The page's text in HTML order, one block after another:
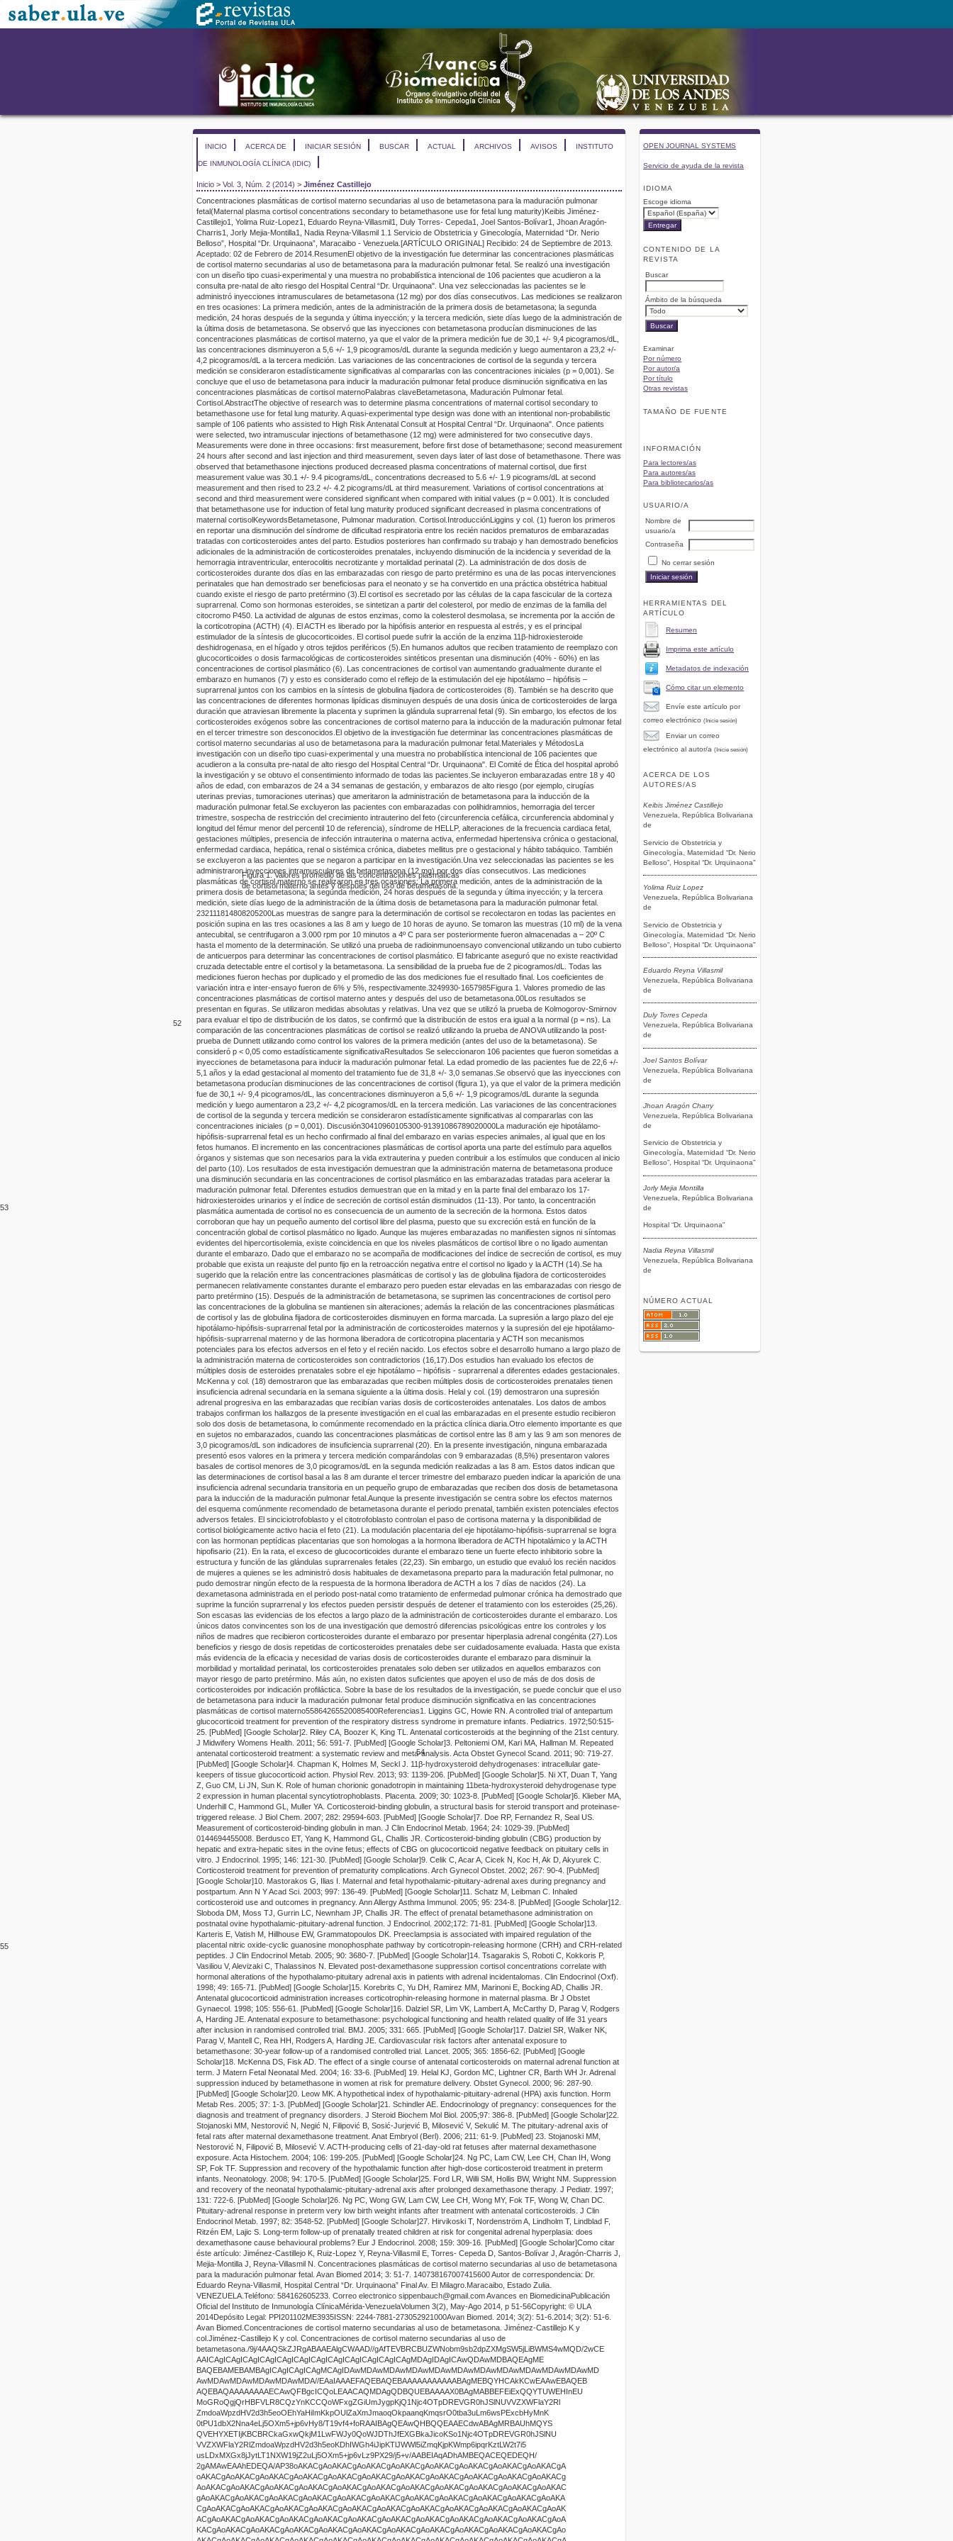
OPEN JOURNAL SYSTEMS
Servicio de ayuda de la revista
IDIOMA
Escoge idioma
CONTENIDO DE LA
REVISTA
Buscar
Ámbito de la búsqueda
Examinar
Por número
Por autor/a
Por título
Otras revistas
TAMAÑO DE FUENTE
INFORMACIÓN
Para lectores/as
Para autores/as
Para bibliotecarios/as
USUARIO/A
Nombre de
usuario/a
Contraseña
No cerrar sesión
HERRAMIENTAS DEL
ARTÍCULO
Resumen
Imprima este artículo
Metadatos de indexación
Cómo citar un elemento
Envíe este artículo por
correo electrónico (Inicie sesión)
Enviar un correo
electrónico al autor/a (Inicie sesión)
ACERCA DE LOS
AUTORES/AS
Keibis Jiménez Castillejo
Venezuela, República Bolivariana
de
Servicio de Obstetricia y
Ginecología, Maternidad “Dr. Nerio
Belloso”, Hospital “Dr. Urquinaona”
Yolima Ruiz Lopez
Venezuela, República Bolivariana
de
Servicio de Obstetricia y
Ginecología, Maternidad “Dr. Nerio
Belloso”, Hospital “Dr. Urquinaona”
Eduardo Reyna Villasmil
Venezuela, República Bolivariana
de
Duly Torres Cepeda
Venezuela, República Bolivariana
de
Joel Santos Bolívar
Venezuela, República Bolivariana
de
Jhoan Aragón Charry
Venezuela, República Bolivariana
de
Servicio de Obstetricia y
Ginecología, Maternidad “Dr. Nerio
Belloso”, Hospital “Dr. Urquinaona”
Jorly Mejia Montilla
Venezuela, República Bolivariana
de
Hospital “Dr. Urquinaona”
Nadia Reyna Villasmil
Venezuela, República Bolivariana
de
NÚMERO ACTUAL
INICIO ACERCA DE INICIAR SESIÓN BUSCAR ACTUAL ARCHIVOS AVISOS INSTITUTO
DE INMUNOLOGÍA CLÍNICA (IDIC)
Inicio > Vol. 3, Núm. 2 (2014) > Jiménez Castillejo
Concentraciones plasmáticas de cortisol materno secundarias al uso de betametasona para la maduración pulmonar
fetal(Maternal plasma cortisol concentrations secondary to betamethasone use for fetal lung maturity)Keibis Jiménez-
Castillejo1 , Yolima Ruiz-Lopez1 , Eduardo Reyna-Villasmil1 , Duly Torres- Cepeda1 , Joel Santos-Bolívar1
, Jhoan Aragón-
Charris1 , Jorly Mejia-Montilla1 , Nadia Reyna-Villasmil 1 1 Servicio de Obstetricia y Ginecología, Maternidad “Dr. Nerio
Belloso”, Hospital “Dr. Urquinaona”, Maracaibo - Venezuela. [ARTÍCULO ORIGINAL ] Recibido: 24 de Septiembre de 2013
Aceptado: 02 de Febrero de 2014 ResumenEl objetivo de la investigación fue determinar las concentraciones plasmáticas
de cortisol materno secundarias al uso de betametasona para la maduración pulmonar fetal. Se realizó una investigación
con un diseño tipo cuasi-experimental y una muestra no probabilística intencional de 106 pacientes que acudieron a la
consulta pre-natal de alto riesgo del Hospital Central “Dr. Urquinaona". Una vez seleccionadas las pacientes se le
administró inyecciones intramusculares de betametasona (12 mg) por dos días consecutivos. Las mediciones se realizaron
en tres ocasiones: La primera medición, antes de la administración de la primera dosis de betametasona; la segunda
medición, 24 horas después de la segunda y última inyección; y la tercera medición, siete días luego de la administración de
la última dosis de betametasona. Se observó que las inyecciones con betametasona producían disminuciones de las
concentraciones plasmáticas de cortisol materno, ya que el valor de la primera medición fue de 30,1 +/- 9,4 picogramos/dL,
las concentraciones disminuyeron a 5,6 +/- 1,9 picogramos/dL durante la segunda medición y luego aumentaron a 23,2 +/-
4,2 picogramos/dL a la tercera medición. Las variaciones de las concentraciones de cortisol de la segunda y tercera
medición se consideraron estadísticamente significativas al compararlas con las concentraciones iniciales (p = 0,001). Se
concluye que el uso de betametasona para inducir la maduración pulmonar fetal produce disminución significativa en las
concentraciones plasmáticas de cortisol maternoPalabras claveBetametasona, Maduración Pulmonar fetal.
Cortisol. AbstractThe objective of research was to determine plasma concentrations of maternal cortisol secondary to
betamethasone use for fetal lung maturity. A quasi-experimental type design was done with an intentional non-probabilistic
sample of 106 patients who assisted to High Risk Antenatal Consult at Hospital Central “Dr. Urquinaona". Once patients
were selected, two intramuscular injections of betamethasone (12 mg) were administered for two consecutive days.
Measurements were done in three occasions: first measurement, before first dose of betamethasone; second measurement
24 hours after second and last injection and third measurement, seven days later of last dose of betamethasone. There was
observed that betamethasone injections produced decreased plasma concentrations of maternal cortisol, due first
measurement value was 30.1 +/- 9.4 picograms/dL, concentrations decreased to 5.6 +/- 1.9 picograms/dL at second
measurement and then rised to 23.2 +/- 4.2 picograms/dL at third measurement. Variations of cortisol concentrations at
second and third measurement were considered significant when compared with initial values (p = 0.001). It is concluded
that betamethasone use for induction of fetal lung maturity produced significant decreased in plasma concentrations of
maternal cortisolKeywordsBetametasone, Pulmonar maduration. Cortisol IntroducciónLiggins y col. (1) fueron los primeros
en reportar una disminución del síndrome de dificultad respiratoria entre los recién nacidos prematuros de embarazadas
tratadas con corticosteroides antes del parto. Estudios posteriores han confirmado su trabajo y han demostrado beneficios
adicionales de la administración de corticosteroides prenatales, incluyendo disminución de la incidencia y severidad de la
hemorragia intraventricular, enterocolitis necrotizante y mortalidad perinatal (2). La administración de dos dosis de
corticosteroides durante dos días en las embarazadas con riesgo de parto pretérmino es una de las pocas intervenciones
perinatales que han demostrado ser beneficiosas para el neonato y se ha convertido en una práctica obstétrica habitual
cuando existe el riesgo de parto pretérmino (3). El cortisol es secretado por las células de la capa fascicular de la corteza
suprarrenal. Como son hormonas esteroides, se sintetizan a partir del colesterol, por medio de enzimas de la familia del
citocromo P450. La actividad de algunas de estos enzimas, como la colesterol desmolasa, se incrementa por la acción de
la corticotropina (ACTH) (4). El ACTH es liberado por la hipófisis anterior en respuesta al estrés, y es el principal
estimulador de la síntesis de glucocorticoides. El cortisol puede sufrir la acción de la enzima 11β-hidroxiesteroide
deshidrogenasa, en el hígado y otros tejidos periféricos (5). En humanos adultos que reciben tratamiento de reemplazo con
glucocorticoides o dosis farmacológicas de corticosteroides sintéticos presentan una disminución (40% - 60%) en las
concentraciones de cortisol plasmático (6). Las concentraciones de cortisol van aumentando gradualmente durante el
embarazo en humanos (7) y esto es considerado como el reflejo de la estimulación del eje hipotálamo – hipófisis –
suprarrenal juntos con los cambios en la síntesis de globulina fijadora de corticosteroides (8). También se ha descrito que
las concentraciones de diferentes hormonas lipídicas disminuyen después de una dosis única de corticosteroides de larga
duración que atraviesan libremente la placenta y suprimen la glándula suprarrenal fetal (9). Sin embargo, los efectos de los
corticosteroides exógenos sobre las concentraciones de cortisol materno para la inducción de la maduración pulmonar fetal
en el tercer trimestre son desconocidos. El objetivo de la investigación fue determinar las concentraciones plasmáticas de
cortisol materno secundarias al uso de betametasona para la maduración pulmonar fetal. Materiales y MétodosLa
investigación con un diseño tipo cuasi-experimental y una muestra no probabilística intencional de 106 pacientes que
acudieron a la consulta pre-natal de alto riesgo del Hospital Central “Dr. Urquinaona". El Comité de Ética del hospital aprobó
la investigación y se obtuvo el consentimiento informado de todas las pacientes. Se incluyeron embarazadas entre 18 y 40
años de edad, con embarazos de 24 a 34 semanas de gestación, y embarazos de alto riesgo (por ejemplo, cirugías
uterinas previas, tumoraciones uterinas) que ameritaron la administración de betametasona para la inducción de la
maduración pulmonar fetal. Se excluyeron las pacientes con embarazadas con polihidramnios, hemorragia del tercer
trimestre, sospecha de restricción del crecimiento intrauterino del feto (circunferencia cefálica, circunferencia abdominal y
longitud del fémur menor del percentil 10 de referencia), síndrome de HELLP, alteraciones de la frecuencia cardiaca fetal,
gestaciones múltiples, presencia de infección intrauterina o materna activa, enfermedad hipertensiva crónica o gestacional,
enfermedad cardiaca, hepática, renal o sistémica crónica, diabetes mellitus pre o gestacional y hábito tabáquico. También
se excluyeron a las pacientes que se negaron a participar en la investigación. Una vez seleccionadas las pacientes se les
administraron inyecciones intramusculares de betametasona (12 mg) por dos días consecutivos. Las mediciones
plasmáticas de cortisol materno se realizaron en tres ocasiones: La primera medición, antes de la administración de la
primera dosis de betametasona; la segunda medición, 24 horas después de la segunda y última inyección; y la tercera
medición, siete días luego de la administración de la última dosis de betametasona para la maduración pulmonar fetal.
232111814808205200
52
Las muestras de sangre para la determinación de cortisol se recolectaron en todas las pacientes en
posición supina en las tres ocasiones a las 8 am y luego de 10 horas de ayuno. Se tomaron las muestras (10 ml) de la vena
antecubital, se centrifugaron a 3.000 rpm por 10 minutos a 4º C para ser posteriormente fueron almacenadas a – 20º C
hasta el momento de la determinación. Se utilizó una prueba de radioinmunoensayo convencional utilizando un tubo cubierto
de anticuerpos para determinar las concentraciones de cortisol plasmático. El fabricante aseguró que no existe reactividad
cruzada detectable entre el cortisol y la betametasona. La sensibilidad de la prueba fue de 2 picogramos/dL. Todas las
mediciones fueron hechas por duplicado y el promedio de las dos mediciones fue el resultado final. Los coeficientes de
variación intra e inter-ensayo fueron de 6% y 5%, respectivamente. 3249930-1657985Figura 1
Valores promedio de las
concentraciones plasmáticas de cortisol materno antes y después del uso de betametasona 00
Figura1. Valores promedio de las concentraciones plasmáticas
de cortisol materno antes y después del uso de betametasona.
Los resultados se
presentan en figuras. Se utilizaron medidas absolutas y relativas. Una vez que se utilizó la prueba de Kolmogorov-Smirnov
para evaluar el tipo de distribución de los datos, se confirmó que la distribución de estos era igual a la normal (p = ns). La
comparación de las concentraciones plasmáticas de cortisol se realizó utilizando la prueba de ANOVA utilizando la post-
prueba de Dunnett utilizando como control los valores de la primera medición (antes del uso de la betametasona). Se
consideró p < 0,05 como estadísticamente significativaResultados Se seleccionaron 106 pacientes que fueron sometidas a
inyecciones de betametasona para inducir la maduración pulmonar fetal. La edad promedio de las pacientes fue de 22,6 +/-
5,1 años y la edad gestacional al momento del tratamiento fue de 31,8 +/- 3,0 semanas. Se observó que las inyecciones con
betametasona producían disminuciones de las concentraciones de cortisol (figura 1), ya que el valor de la primera medición
fue de 30,1 +/- 9,4 picogramos/dL, las concentraciones disminuyeron a 5,6 +/- 1,9 picogramos/dL durante la segunda
medición y luego aumentaron a 23,2 +/- 4,2 picogramos/dL en la tercera medición. Las variaciones de las concentraciones
de cortisol de la segunda y tercera medición se consideraron estadísticamente significativas al compararlas con las
concentraciones iniciales (p = 0,001).
Discusión30410960105300
53
-91391086789020000La maduración eje hipotálamo-
hipófisis-suprarrenal fetal es un hecho confirmado al final del embarazo en varias especies animales, al igual que en los
fetos humanos. El incremento en las concentraciones plasmáticas de cortisol aporta una parte del estímulo para aquellos
órganos y sistemas que son necesarios para la vida extrauterina y pueden contribuir a los estímulos que conducen al inicio
del parto (10). Los resultados de esta investigación demuestran que la administración materna de betametasona produce
una disminución secundaria en las concentraciones de cortisol plasmático en las embarazadas tratadas para acelerar la
maduración pulmonar fetal. Diferentes estudios demuestran que en la mitad y en la parte final del embarazo los 17-
hidroxiesteroides urinarios y el índice de secreción de cortisol están disminuidos (11-13). Por tanto, la concentración
plasmática aumentada de cortisol no es consecuencia de un aumento de la secreción de la hormona. Estos datos
corroboran que hay un pequeño aumento del cortisol libre del plasma, puesto que su excreción está en función de la
concentración global de cortisol plasmático no ligado. Aunque las mujeres embarazadas no manifiesten signos ni síntomas
evidentes del hipercortisolemia, existe coincidencia en que los niveles plasmáticos de cortisol libre o no ligado aumentan
durante el embarazo. Dado que el embarazo no se acompaña de modificaciones del índice de secreción de cortisol, es muy
probable que exista un reajuste del punto fijo en la retroacción negativa entre el cortisol no ligado y la ACTH (14). Se ha
sugerido que la relación entre las concentraciones plasmáticas de cortisol y las de globulina fijadora de corticosteroides
permanecen relativamente constantes durante el embarazo pero pueden estar elevadas en las embarazadas con riesgo de
parto pretérmino (15). Después de la administración de betametasona, se suprimen las concentraciones de cortisol pero
las concentraciones de la globulina se mantienen sin alteraciones; además la relación de las concentraciones plasmáticas
de cortisol y las de globulina fijadora de corticosteroides disminuyen en forma marcada. La supresión a largo plazo del eje
hipotálamo-hipófisis-suprarrenal fetal por la administración de corticosteroides maternos y la supresión del eje hipotálamo-
hipófisis-suprarrenal materno y de las hormona liberadora de corticotropina placentaria y ACTH son mecanismos
potenciales para los efectos adversos en el feto y el recién nacido. Los efectos sobre el desarrollo humano a largo plazo de
la administración materna de corticosteroides son contradictorios (16,17). Dos estudios han evaluado los efectos de
múltiples dosis de esteroides prenatales sobre el eje hipotálamo – hipófisis - suprarrenal a diferentes edades gestacionales.
McKenna y col. (18) demostraron que las embarazadas que reciben múltiples dosis de corticosteroides prenatales tienen
insuficiencia adrenal secundaria en la semana siguiente a la última dosis. Helal y col. (19) demostraron una supresión
adrenal progresiva en las embarazadas que recibían varias dosis de corticosteroides antenatales. Los datos de ambos
trabajos confirman los hallazgos de la presente investigación en el cual las embarazadas en el presente estudio recibieron
solo dos dosis de betametasona, lo comúnmente recomendado en la práctica clínica diaria. Otro elemento importante es que
en sujetos no embarazados, cuando las concentraciones plasmáticas de cortisol entre las 8 am y las 9 am son menores de
3,0 picogramos/dL son indicadores de insuficiencia suprarrenal (20). En la presente investigación, ninguna embarazada
presentó esos valores en la primera y tercera medición comparándolas con 9 embarazadas (8,5%) presentaron valores
basales de cortisol menores de 3,0 picogramos/dL en la segunda medición realizadas a las 8 am. Estos datos indican que
las determinaciones de cortisol basal a las 8 am durante el tercer trimestre del embarazo pueden indicar la aparición de una
insuficiencia adrenal secundaria transitoria en un pequeño grupo de embarazadas que reciben dos dosis de betametasona
para la inducción de la maduración pulmonar fetal. Aunque la presente investigación se centra sobre los efectos maternos
del esquema comúnmente recomendado de betametasona durante el periodo prenatal, también existen potenciales efectos
adversos fetales. El sinciciotrofoblasto y el citotrofoblasto controlan el paso de cortisona materna y la disponibilidad de
cortisol biológicamente activo hacia el feto (21). La modulación placentaria del eje hipotálamo-hipófisis-suprarrenal se logra
con las hormonan peptídicas placentarias que son homologas a la hormona liberadora de ACTH hipotalámico y la ACTH
hipofisario (21). En la rata, el exceso de glucocorticoides durante el embarazo tiene un fuerte efecto inhibitorio sobre la
estructura y función de las glándulas suprarrenales fetales (22,23). Sin embargo, un estudio que evaluó los recién nacidos
de mujeres a quienes se les administró dosis habituales de dexametasona preparto para la maduración fetal pulmonar, no
pudo demostrar ningún efecto de la respuesta de la hormona liberadora de ACTH a los 7 días de nacidos (24). La
dexametasona administrada en el periodo post-natal como tratamiento de enfermedad pulmonar crónica ha demostrado que
suprime la función suprarrenal y los efectos pueden persistir después de detener el tratamiento con los esteroides (25,26).
Son escasas las evidencias de los efectos a largo plazo de la administración de corticosteroides durante el embarazo. Los
únicos datos convincentes son los de una investigación que demostró diferencias psicológicas entre los controles y los
niños de madres que recibieron corticosteroides durante el embarazo por presentar hiperplasia adrenal congénita (27). Los
beneficios y riesgo de dosis repetidas de corticosteroides prenatales debe ser cuidadosamente evaluada. Hasta que exista
más evidencia de la eficacia y necesidad de varias dosis de corticosteroides durante el embarazo para disminuir la
morbilidad y mortalidad perinatal, los corticosteroides prenatales solo deben ser utilizados en aquellos embarazos con
mayor riesgo de parto pretérmino. Más aún, no existen datos suficientes que apoyen el uso de más de dos dosis de
corticosteroides por indicación profiláctica. Sobre la base de los resultados de la investigación, se puede concluir que el uso
de betametasona para inducir la maduración pulmonar fetal produce disminución significativa en las concentraciones
plasmáticas de cortisol materno55864265520085400
54
Referencias1. Liggins GC, Howie RN. A controlled trial of antepartum
glucocorticoid treatment for prevention of the respiratory distress syndrome in premature infants. Pediatrics. 1972;50:515-
25. [PubMed] [Google Scholar]2. Riley CA, Boozer K, King TL. Antenatal corticosteroids at the beginning of the 21st century.
J Midwifery Womens Health. 2011; 56: 591-7. [PubMed] [Google Scholar]3. Peltoniemi OM, Kari MA, Hallman M. Repeated
antenatal corticosteroid treatment: a systematic review and meta-analysis. Acta Obstet Gynecol Scand. 2011; 90: 719-27.
[PubMed] [Google Scholar]4. Chapman K, Holmes M, Seckl J. 11β-hydroxysteroid dehydrogenases: intracellular gate-
keepers of tissue glucocorticoid action. Physiol Rev. 2013; 93: 1139-206. [PubMed] [Google Scholar]5. Ni XT, Duan T, Yang
Z, Guo CM, Li JN, Sun K. Role of human chorionic gonadotropin in maintaining 11beta-hydroxysteroid dehydrogenase type
2 expression in human placental syncytiotrophoblasts. Placenta. 2009; 30: 1023-8. [PubMed] [Google Scholar]6. Klieber MA,
Underhill C, Hammond GL, Muller YA. Corticosteroid-binding globulin, a structural basis for steroid transport and proteinase-
triggered release. J Biol Chem. 2007; 282: 29594-603. [PubMed] [Google Scholar]7. Doe RP, Fernandez R, Seal US.
Measurement of corticosteroid-binding globulin in man. J Clin Endocrinol Metab. 1964; 24: 1029-39. [PubMed]
014469445500
55
8. Berdusco ET, Yang K, Hammond GL, Challis JR. Corticosteroid-binding globulin (CBG) production by
hepatic and extra-hepatic sites in the ovine fetus; effects of CBG on glucocorticoid negative feedback on pituitary cells in
vitro. J Endocrinol. 1995; 146: 121-30. [PubMed] [Google Scholar]9. Celik C, Acar A, Cicek N, Koc H, Ak D, Akyurek C.
Corticosteroid treatment for prevention of prematurity complications. Arch Gynecol Obstet. 2002; 267: 90-4. [PubMed]
[Google Scholar]10. Mastorakos G, Ilias I. Maternal and fetal hypothalamic-pituitary-adrenal axes during pregnancy and
postpartum. Ann N Y Acad Sci. 2003; 997: 136-49. [PubMed] [Google Scholar]11. Schatz M, Leibman C. Inhaled
corticosteroid use and outcomes in pregnancy. Ann Allergy Asthma Immunol. 2005; 95: 234-8. [PubMed] [Google Scholar]12.
Sloboda DM, Moss TJ, Gurrin LC, Newnham JP, Challis JR. The effect of prenatal betamethasone administration on
postnatal ovine hypothalamic-pituitary-adrenal function. J Endocrinol. 2002;172: 71-81. [PubMed] [Google Scholar]13.
Karteris E, Vatish M, Hillhouse EW, Grammatopoulos DK. Preeclampsia is associated with impaired regulation of the
placental nitric oxide-cyclic guanosine monophosphate pathway by corticotropin-releasing hormone (CRH) and CRH-related
peptides. J Clin Endocrinol Metab. 2005; 90: 3680-7. [PubMed] [Google Scholar]14. Tsagarakis S, Roboti C, Kokkoris P,
Vasiliou V, Alevizaki C, Thalassinos N. Elevated post-dexamethasone suppression cortisol concentrations correlate with
hormonal alterations of the hypothalamo-pituitary adrenal axis in patients with adrenal incidentalomas. Clin Endocrinol (Oxf).
1998; 49: 165-71. [PubMed] [Google Scholar]15. Korebrits C, Yu DH, Ramirez MM, Marinoni E, Bocking AD, Challis JR.
Antenatal glucocorticoid administration increases corticotrophin-releasing hormone in maternal plasma. Br J Obstet
Gynaecol. 1998; 105: 556-61. [PubMed] [Google Scholar]16. Dalziel SR, Lim VK, Lambert A, McCarthy D, Parag V, Rodgers
A, Harding JE. Antenatal exposure to betamethasone: psychological functioning and health related quality of life 31 years
after inclusion in randomised controlled trial. BMJ. 2005; 331 : 665. [PubMed] [Google Scholar]17. Dalziel SR, Walker NK,
Parag V, Mantell C, Rea HH, Rodgers A, Harding JE. Cardiovascular risk factors after antenatal exposure to
betamethasone: 30-year follow-up of a randomised controlled trial. Lancet. 2005; 365: 1856-62. [PubMed] [Google
Scholar]18. McKenna DS, Fisk AD. The effect of a single course of antenatal corticosteroids on maternal adrenal function at
term. J Matern Fetal Neonatal Med. 2004; 16: 33-6. [PubMed] 19. Helal KJ, Gordon MC, Lightner CR, Barth WH Jr. Adrenal
suppression induced by betamethasone in women at risk for premature delivery. Obstet Gynecol. 2000; 96: 287-90.
[PubMed] [Google Scholar]20. Leow MK. A hypothetical index of hypothalamic-pituitary-adrenal (HPA) axis function. Horm
Metab Res. 2005; 37: 1-3. [PubMed] [Google Scholar]21. Schindler AE. Endocrinology of pregnancy: consequences for the
diagnosis and treatment of pregnancy disorders. J Steroid Biochem Mol Biol. 2005;97: 386-8. [PubMed] [Google Scholar]22.
Stojanoski MM, Nestorović N, Negić N, Filipović B, Sosić-Jurjević B, Milosević V, Sekulić M. The pituitary-adrenal axis of
fetal rats after maternal dexamethasone treatment. Anat Embryol (Berl). 2006; 211 : 61-9. [PubMed] 23. Stojanoski MM,
Nestorović N, Filipović B, Milosević V. ACTH-producing cells of 21-day-old rat fetuses after maternal dexamethasone
exposure. Acta Histochem. 2004; 106: 199-205. [PubMed] [Google Scholar]24. Ng PC, Lam CW, Lee CH, Chan IH, Wong
SP, Fok TF. Suppression and recovery of the hypothalamic function after high-dose corticosteroid treatment in preterm
infants. Neonatology. 2008; 94: 170-5. [PubMed] [Google Scholar]25. Ford LR, Willi SM, Hollis BW, Wright NM. Suppression
and recovery of the neonatal hypothalamic-pituitary-adrenal axis after prolonged dexamethasone therapy. J Pediatr. 1997;
131 : 722-6. [PubMed] [Google Scholar]26. Ng PC, Wong GW, Lam CW, Lee CH, Wong MY, Fok TF, Wong W, Chan DC.
Pituitary-adrenal response in preterm very low birth weight infants after treatment with antenatal corticosteroids. J Clin
Endocrinol Metab. 1997; 82: 3548-52. [PubMed] [Google Scholar]27. Hirvikoski T, Nordenström A, Lindholm T, Lindblad F,
Ritzén EM, Lajic S. Long-term follow-up of prenatally treated children at risk for congenital adrenal hyperplasia: does
dexamethasone cause behavioural problems? Eur J Endocrinol. 2008; 159: 309-16. [PubMed] [Google Scholar]Como citar
éste artículo: Jiménez-Castillejo K, Ruiz-Lopez Y, Reyna-Villasmil E, Torres- Cepeda D, Santos-Bolívar J, Aragón-Charris J,
Mejia-Montilla J, Reyna-Villasmil N. Concentraciones plasmáticas de cortisol materno secundarias al uso de betametasona
para la maduración pulmonar fetal. Avan Biomed 2014; 3: 51-7 140738167007415600Autor de correspondencia: Dr.
Eduardo Reyna-Villasmil, Hospital Central “Dr. Urquinaona” Final Av. El Milagro.Maracaibo, Estado Zulia.
VENEZUELA.Teléfono: 584162605233. Correo electronico sippenbauch@gmail.comAvances en BiomedicinaPublicación
Oficial del Instituto de Inmunología ClínicaMérida-VenezuelaVolumen 3(2), May-Ago 2014 , p 51-56Copyright: © ULA
2014Depósito Legal: PPI201102ME3935ISSN: 2244-7881-273052921000Avan Biomed 2014; 3(2): 51-6 2014; 3(2): 51-6
Avan Biomed Concentraciones de cortisol materno secundarias al uso de betametasona Jiménez-Castillejo K y
col. Jiménez-Castillejo K y col. Concentraciones de cortisol materno secundarias al uso de
betametasona /9j/4AAQSkZJRgABAAEAlgCWAAD//gAfTEVBRCBUZWNobm9sb2dpZXMgSW5jLiBWMS4wMQD/2wCE AAICAgICAgICAgICAgICAgICAgICAgICAgICAgICAgICAgICAgMDAgIDAgICAwQDAwMDBAQEAgME BAQEBAMEBAMBAgICAgICAgICAgMCAgIDAwMDAwMDAwMDAwMDAwMDAwMDAwMDAwMDAwMDAwMDAwMD AwMDAwMDAwMDAwMDAwMDA//EAaIAAAEFAQEBAQEBAAAAAAAAAAABAgMEBQYHCAkKCwEAAwEBAQEB AQEBAQAAAAAAAAECAwQFBgcICQoLEAACAQMDAgQDBQUEBAAAAX0BAgMABBEFEiExQQYTUWEHInEU MoGRoQgjQrHBFVLR8CQzYnKCCQoWFxgZGiUmJygpKjQ1Njc4OTpDREVGR0hJSlNUVVZXWFlaY2Rl ZmdoaWpzdHV2d3h5eoOEhYaHiImKkpOUlZaXmJmaoqOkpaanqKmqsrO0tba3uLm6wsPExcbHyMnK 0tPU1dbX2Nna4eLj5OXm5+jp6vHy8/T19vf4+foRAAIBAgQEAwQHBQQEAAECdwABAgMRBAUhMQYS QVEHYXETIjKBCBRCkaGxwQkjM1LwFWJy0QoWJDThJfEXGBkaJicoKSo1Njc4OTpDREVGR0hJSlNU VVZXWFlaY2RlZmdoaWpzdHV2d3h5eoKDhIWGh4iJipKTlJWWl5iZmqKjpKWmp6ipqrKztLW2t7i5 usLDxMXGx8jJytLT1NXW19jZ2uLj5OXm5+jp6vLz9PX29/j5+v/AABEIAqADhAMBEQACEQEDEQH/ 2gAMAwEAAhEDEQA/AP38oAKACgAoAKACgAoAKACgAoAKACgAoAKACgAoAKACgAoAKACgAoAKACgA oAKACgAoAKACgAoAKACgAoAKACgAoAKACgAoAKACgAoAKACgAoAKACgAoAKACgAoAKACgAoAKACg AoAKACgAoAKACgAoAKACgAoAKACgAoAKACgAoAKACgAoAKACgAoAKACgAoAKACgAoAKACgAoAKAC gAoAKACgAoAKACgAoAKACgAoAKACgAoAKACgAoAKACgAoAKACgAoAKACgAoAKACgAoAKACgAoAKA CgAoAKACgAoAKACgAoAKACgAoAKACgAoAKACgAoAKACgAoAKACgAoAKACgAoAKACgAoAKACgAoAK ACgAoAKACgAoAKACgAoAKACgAoAKACgAoAKACgAoAKACgAoAKACgAoAKACgAoAKACgAoAKACgAoA KACgAoAKACgAoAKACgAoAKACgAoAKACgAoAKACgAoAKACgAoAKACgAoAKACgAoAKACgAoAKACgAo AKACgAoAKACgAoAKACgAoAKACgAoAKACgAoAKACgAoAKACgAoAKACgAoAKACgAoAKACgAoAKACgA oAKACgAoAKACgAoAKACgAoAKACgAoAKACgAoAKACgAoAKACgAoAKACgAoAKACgAoAKACgAoAKACg AoAKACgAoAKACgAoAKACgAoAKACgAoAKACgAoAKACgAoAKACgAoAKACgAoAKACgAoAKACgAoAKAC gAoAKACgAoAKACgAoAKACgAoAKACgAoAKACgAoAKACgAoAKACgAoAKACgAoAKACgAoAKACgAoAKA CgAoAKACgAoAKACgAoAKACgAoAKACgAoAKACgAoAKACgAoAKACgAoAKACgAoAKACgAoAKACgAoAK ACgAoAKACgAoAKACgAoAKACgAoAKACgAoAKACgAoAKACgAoAKACgAoAKACgAoAKACgAoAKACgAoA KACgAoAKACgAoAKACgAoAKACgAoAKACgAoAKACgAoAKACgAoAKACgAoAKACgAoAKACgAoAKACgAo AKACgAoAKACgAoAKACgAoAKACgAoAKACgAoAKACgAoAKACgAoAKACgAoAKACgAoAKACgAoAKACgA oAKACgAoAKACgAoAKACgAoAKACgAoAKACgAoAKACgAoAKACgAoAKACgAoAKACgAoAKACgAoAKACg AoAKACgAoAKACgAoAKACgAoAKACgAoAKACgAoAKACgAoAKACgAoAKACgAoAKACgAoAKACgAoAKAC gAoAKACgAoAKACgAoAKACgAoAKACgAoAKACgAoAKACgAoAKACgAoAKACgAoAKACgAoAKACgAoAKA CgAoAKACgAoAKACgAoAKACgAoAKACgAoAKACgAoAKACgAoAKACgAoAKACgAoAKACgAoAKACgAoAK ACgAoAKACgAoAKACgAoAKACgAoAKACgAoAKACgAoAKACgAoAKACgAoAKACgAoAKACgAoAKACgAoA KACgAoAKACgAoAKACgAoAKACgAoAKACgAoAKACgAoAKACgAoAKACgAoAKACgAoAKACgAoAKACgAo AKACgAoAKACgAoAKACgAoAKACgAoAKACgAoAKACgAoAKACgAoAKACgAoAKACgAoAKACgAoAKACgA oAKACgAoAKACgAoAKACgAoAKACgAoAKACgAoAKACgAoAKACgAoAKACgAoAKACgAoAKACgAoAKACg AoAKACgAoAKACgAoAKACgAoAKACgAoAKACgAoAKACgAoAKACgAoAKACgAoAKACgAoAKACgAoAKAC gAoAKACgAoAKACgAoAKACgAoAKACgAoAKACgAoAKACgAoAKACgAoAKACgAoAKACgAoAKACgAoAKA CgAoAKACgAoAKACgAoAKACgAoAKACgAoAKACgAoAKACgAoAKACgAoAKACgAoAKACgAoAKACgAoAK ACgAoAKACgAoAKACgAoAKACgAoAKACgAoAKACgAoAKACgAoAKACgAoAKACgAoAKACgAoAKACgAoA KACgAoAKACgAoAKACgAoAKACgAoAKACgAoAKACgAoAKACgAoAKACgAoAKACgAoAKACgAoAKACgAo AKACgAoAKACgAoA8f+Nfx7+E/wCzt4V0/wAa/GLxX/wh/hjVPEFr4WsdT/sLxL4g8/Xb3TtV1a1s fsXhbR9Su4t+n6JqkvnSQJCv2XY0geSNZADn/gX+1H8Cf2k/+Ep/4Up45/4TP/hC/wCxP+El/wCK Z8Y+HP7M/wCEj/tf+xv+Rs8P6X9s+0f2Fqv/AB6+f5f2X97s82PzADzDTP8Agod+xbqvjKTwJa/t AeD4tbh1DVtMa91O18R6L4NNzosd7JeSR/EXWNEtfCc2nyLYTi0v49aa1v2e3WxmuWvLcTgH2fQA UAFABQAUAFABQAUAFABQAUAFABQAUAFABQAUAFABQAUAFABQAUAFABQAUAFABQAUAFABQAUAFABQ AUAFABQAUAFABQAUAFABQAUAFABQAUAFABQAUAFABQAUAFABQAUAFABQAUAFABQAUAFABQAUAFAB QAUAFABQAUAFABQAUAFABQAUAFABQAUAFABQAUAFABQAUAFABQAUAFABQAUAFABQAUAFABQAUAFA BQAUAFABQAUAFABQAUAFABQAUAfAH7R/w2/aO8aftP8A7P8A4++Dngn4ftpHwI+H/wAZNZsfGvxL 8c3WkeFdW8d/Fnw+3gG18J3fhvwtoeq+JG/sK2sdL8RyTR29vZ6pbXN1pq6npV3BHNOAeX6/+0l+ 0LpXh79rX4CfHvw/4P8AB/xo8IfsofEv48/Db4k/AbWdftvBupeDbbwze+H0vbJ/EGrN4m8N+MNH 8cO6292y2zTtY3UkdvZx6fY33iIA7D/hE/Cv/DqD+x/+Ea8P/wBkf8MQf8JZ/ZX9jad/Z3/CVf8A Cn/+E6/4SX7D9m8n/hIP+E2/4qH+0dn2n+1f+Jh5n2v99QB9X/syatquvfs2/s+a7rup6hrWt618 D/hPq2saxq15c6jqurarqPgPQLzUNT1PULySSe/1C6u5pp5rieR5JZJXd2ZmJIBz/wAb/wBpC2+C Wq6Ho6fBD9o/4vXesafcanNN8EPhFqvjnStBto7kWtrHrmuzXmnabFqF5Kl40dhaXd5dRR2RmvIb WG8sXvwDA+CH7Xng342ePtc+FrfDb44fB/4haN4Pt/H8HhT43/DuTwJquveDZdaPh268Q6HHDquo pLp9prb2dnI129m0sl6BZrdCzvjYAH1fQAUAFABQAUAFABQAUAFABQAUAFABQAUAFABQAUAFABQA UAFABQAUAFABQAUAFABQAUAFABQAUAFABQAUAFABQAUAFABQAUAFABQAUAFABQAUAFABQAUAFABQ AUAFABQAUAFABQAUAFABQAUAFABQAUAFABQAUAFABQAUAFABQAUAFABQAUAFABQAUAFABQAUAFAB QAUAFABQAUAFABQAUAFABQAUAFABQAUAFABQAUAFABQAUAFABQAUAfIHx8+F/wC01dfEfwb8Xv2Z /ix4f0nVtK8P3vgnxj8HfjFeeKLj4HeKNCuZdS1Sy8Vw6X4Ttpr/AEr4gWOr3NtG19bLDNeWltZQ G+tbSxvbDxGAc/8ADj9mLxt4m8VfE74qftZa18P/ABx49+KvwfX4CXHhH4W6b4v8M+BPAvwnuNR8 QXPinwpoWvX2vxa14n/4Sme/0zV7rU9StLTUtLvEu7TTLwWDRBQDw/U/2bv29ofhHH+yxo3xh/Zw vvggfB+k/Cmb4p6n4I8a6R8bY/hfNY2Wj67p8fgy1uNR8Hy6hZ+F5NQ8OWm6+juL2xtbe7m1Ow1i 6fULMA/S/wAJ+FtC8DeFfDXgrwtY/wBl+GPB/h/RvC3hzTPtV5e/2doXh/TrbSdIsftmo3E93d/Z 9PtLeLzrqeaaTy98sjuzMQDoKAPgD/nKb/3YB/78VQB9/wBABQAUAFABQAUAFABQAUAFABQAUAFA BQAUAFABQAUAFABQAUAFABQAUAFABQAUAFABQAUAFABQAUAFABQAUAFABQAUAFABQAUAFABQAUAF ABQAUAFABQAUAFABQAUAFABQAUAFABQAUAFABQAUAFABQAUAFABQAUAFABQAUAFABQAUAFABQAUA FABQAUAFABQAUAFABQAUAFABQAUAFABQAUAFABQAUAFABQAUAFABQAUAFABQAUAFABQAUAFABQAU AFAHwB/zlN/7sA/9+KoA+/6ACgAoAKACgAoAKACgAoAKACgAoAKACgAoAKACgAoAKACgAoAKACgA oAKACgAoAKACgAoAKACgAoAKACgAoAKACgAoAKACgAoAKACgAoAKACgAoAKACgAoAKACgAoAKACg AoAKACgAoAKACgAoAKACgAoAKACgAoAKACgAoAKACgAoAKACgAoAKACgAoAKACgAoAKACgAoAKAC gAoAKACgAoAKACgAoAKACgAoAKACgAoAKACgAoAKACgAoAKACgAoAKAPgD/nKb/3YB/78VQB9/0A FABQAUAFABQAUAFABQAUAFABQAUAFABQAUAFABQAUAFABQAUAFABQAUAFABQAUAFABQAUAFABQAU AFABQAUAFABQAUAFABQAUAFABQAUAFABQAUAFABQAUAFABQAUAFABQAUAFABQAUAFABQAUAFABQA UAFABQAUAFABQAUAFABQAUAFABQAUAFABQAUAFABQAUAFABQAUAFABQAUAFABQAUAFABQAUAFABQ AUAFABQAUAFABQAUAFABQAUAFABQAUAfAH/OU3/uwD/34qgD7/oAKACgAoAKACgAoAKACgAoAKAC gAoAKACgAoAKACgAoAKACgAoAKACgAoAKACgAoAKACgAoAKACgAoAKACgAoAKACgAoAKACgAoAKA CgAoAKACgAoAKACgAoAKACgAoAKACgAoAKACgAoAKACgAoAKACgAoAKACgAoAKACgAoAKACgAoAK ACgAoAKACgAoAKACgAoAKACgAoAKACgAoAKACgAoAKACgAoAKACgAoAKACgAoAKACgAoAKACgAoA KACgAoA+AP8AnKb/AN2Af+/FUAff9ABQAUAFABQAUAFABQAUAFABQAUAFABQAUAFABQAUAFABQAU AFABQAUAFABQAUAFABQAUAFABQAUAFABQAUAFABQAUAFABQAUAFABQAUAFABQAUAFABQAUAFABQA UAFABQAUAFABQAUAFABQAUAFABQAUAFABQAUAFABQAUAFABQAUAFABQAUAFABQAUAFABQAUAFABQ AUAFABQAUAFABQAUAFABQAUAFABQAUAFABQAUAFABQAUAFABQAUAFABQAUAFAHwB/wA5Tf8AuwD/ AN+KoA+/6ACgAoAKACgAoAKACgAoAKACgAoAKACgAoAKACgAoAKACgAoAKACgAoAKACgAoAKACgA oAKACgAoAKACgAoAKACgAoAKACgAoAKACgAoAKACgAoAKACgAoAKACgAoAKACgAoAKACgAoAKACg AoAKACgAoAKACgAoAKACgAoAKACgAoAKACgAoAKACgAoAKACgAoAKACgAoAKACgAoAKACgAoAKAC gAoAKACgAoAKACgAoAKACgAoAKACgAoAKACgAoAKAPgD/nKb/wB2Af8AvxVAH3/QAUAFABQAUAFA BQAUAFABQAUAFABQAUAFABQAUAFABQAUAFABQAUAFABQAUAFABQAUAFABQAUAFABQAUAFABQAUAF ABQAUAFABQAUAFABQAUAFABQAUAFABQAUAFABQAUAFABQAUAFABQAUAFABQAUAFABQAUAFABQAUA FABQAUAFABQAUAFABQAUAFABQAUAFABQAUAFABQAUAFABQAUAFABQAUAFABQAUAFABQAUAFABQAU AFABQAUAFABQAUAFABQB8Af85Tf+7AP/AH4qgD7/AKACgAoAKACgAoAKACgAoAKACgAoAKACgAoA KACgAoAKACgAoAKACgAoAKACgAoAKACgAoAKACgAoAKACgAoAKACgAoAKACgAoAKACgAoAKACgAo AKACgAoAKACgAoAKACgAoAKACgAoAKACgAoAKACgAoAKACgAoAKACgAoAKACgAoAKACgAoAKACgA oAKACgAoAKACgAoAKACgAoAKACgAoAKACgAoAKACgAoAKACgAoAKACgAoAKACgAoAKACgAoAKAPg D/nKb/3YB/78VQB9/wBABQAUAFABQAUAFABQAUAFABQAUAFABQAUAFABQAUAFABQAUAFABQAUAFA BQAUAFABQAUAFABQAUAFABQAUAFABQAUAFABQAUAFABQAUAFABQAUAFABQAUAFABQAUAFABQAUAF ABQAUAFABQAUAFABQAUAFABQAUAFABQAUAFABQAUAFABQAUAFABQAUAFABQAUAFABQAUAFABQAUA FABQAUAFABQAUAFABQAUAFABQAUAFABQAUAFABQAUAFABQAUAFAHwB/zlN/7sA/9+KoA+/6ACgAo AKACgAoAKACgAoAKACgAoAKACgAoAKACgAoAKACgAoAKACgAoAKACgAoAKACgAoAKACgAoAKACgA oAKACgAoAKACgAoAKACgAoAKACgAoAKACgAoAKACgAoAKACgAoAKACgAoAKACgAoAKACgAoAKACg AoAKACgAoAKACgAoAKACgAoAKACgAoAKACgAoAKACgAoAKACgAoAKACgAoAKACgAoAKACgAoAKAC gAoAKACgAoAKACgAoAKACgAoAKAPgD/nKb/3YB/78VQB9/0AFABQAUAFABQAUAFABQAUAFABQAUA FABQAUAFABQAUAFABQAUAFABQAUAFABQAUAFABQAUAFABQAUAFABQAUAFABQAUAFABQAUAFABQAU AFABQAUAFABQAUAFABQAUAFABQAUAFABQAUAFABQAUAFABQAUAFABQAUAFABQAUAFABQAUAFABQA UAFABQAUAFABQAUAFABQAUAFABQAUAFABQAUAFABQAUAFABQAUAFABQAUAFABQAUAFABQAUAFABQ AUAfAH/OU3/uwD/34qgD7/oAKACgAoAKACgAoAKACgAoAKACgAoAKACgAoAKACgAoAKACgAoAKAC gAoAKACgAoAKACgAoAKACgAoAKACgAoAKACgAoAKACgAoAKACgAoAKACgAoAKACgAoAKACgAoAKA CgAoAKACgAoAKACgAoAKACgAoAKACgAoAKACgAoAKACgAoAKACgAoAKACgAoAKACgAoAKACgAoAK ACgAoAKACgAoAKACgAoAKACgAoAKACgAoAKACgAoAKAPm/8AaY+N+q/B3wbY6f8AD3Q9P8efHj4i 6gPCvwQ+FtxcXMdz4y8TNJbNq2q3cVkFe28H+FdEnuPEGt6jd3WkadBa2CW13rGlyanbXIAPjD9l rx18R/ht+zt/wUI8d+JPFv8AwtD4m/Cb4/8A7Tt9J4t8U6fLaWfizXfhT8LvB1tpNxfaBpmpJ/Y3 h+X/AIRqxgi0TTb6CHT7BItPsZYYLWExgHmGmfsZ/B7RP2JpP2otGvvihpH7TE37OGrftAzfHjTP it45sPiHL4+1/wCH178SNdeS5tdYj019P1KXUtQ0C7Laab250i/uBNevqk76owB+r3wQ8a6r8Svg v8IfiNrtvp9prfj74X+APGusWukxXMGlW2q+KvCmk67qFvpkF5d3U8Onx3d/MkKT3NxIsaoHlkYF 2APUKAPgD/nKb/3YB/78VQB9/wBABQAUAFABQAUAFABQAUAFABQAUAFABQAUAFABQAUAFABQAUAF ABQAUAFABQAUAFABQAUAFABQAUAFABQAUAFABQAUAFABQAUAFABQAUAFABQAUAFABQAUAFABQAUA FABQAUAFABQAUAFABQAUAFABQAUAFABQAUAFABQAUAFABQAUAFABQAUAFABQAUAFABQAUAFABQAU AFABQAUAFABQAUAFABQAUAFABQAUAFABQAUAFABQAUAFABQB8gfGv9jbwr8aPinp/wAY/wDhb/x/ +E3jaw+H9r8M/t3wU8f6d4E+2+FbXxFqvin7JqFz/wAIvfX9z52r6r5ksX21bZ/7NsW+ziW38xwD 4/8A2UP2O/FUHhX9t/w54p8ffH/Qv+FifED9pX4KeHLf4l32o6n4V8TeFfFuneHLHSP2ibvwtqOn 6T/wnXxA1HFwsniu1v7a21O2hureIxbmljAM/U/jB8bdJ/ZQj/Y9uv2L/wBo+T40S/A/Sf2eV1TT ND0PWfgktzrXg+y+H1n4tk+M+jatdaRDp8fh2/g1u7SS3W1sL5LjR77UraOzuNWgAP1P+E/gX/hV /wALPhp8M/7U/tz/AIV38P8Awb4F/tv7D/Zn9sf8Il4d03QP7U/s37Xd/wBn/a/7P8/7N9qufK87 y/Ok272APL/jf+yL+zp+0bquh678ZPhnp/i7W/Dmn3Gk6VrEWteKPDGqx6Vc3IvDpl5qHhDXNKuN W0+C7NxPbW9/Jcx2kmoX72qwtqF0bgA+MPgp8BPhP+zt/wAFJNQ8FfBzwp/wh3hjVP2ILrxTfaZ/ bviXxB5+u3vx50rSbq++2eKdY1K7i36fomlxeTHOkK/Zd6xh5JGkAP1foAKACgAoAKACgAoAKACg AoAKACgAoAKACgAoAKACgAoAKACgD5/+Ofx9/wCFG/8ACLf8WV+P/wAX/wDhJ/7b/wCSF/Dj/hYH /CO/2L/ZH/I0/wDE5sP7I+3/ANr/AOg/637R/Zl/9z7P84B8waj/AMFJvCuj674c8Lat+yh+2/pf ibxf/a//AAiXhzUfgVp1jrvij/hH7NNR17/hHNIufHaXet/2bp8sd1efYopvs0MiyzbEYMQD6A+C n7Tn/C6PFWoeFv8Ahnr9p/4TfYPD91r/APwkfxr+E3/CB+Fb37LqOlad/Ymn6v8A2/ffafEE39q/ aorPyl322m30u8fZ9rgH0/QAUAFABQAUAFABQAUAFABQAUAFABQAUAFABQAUAFABQAU